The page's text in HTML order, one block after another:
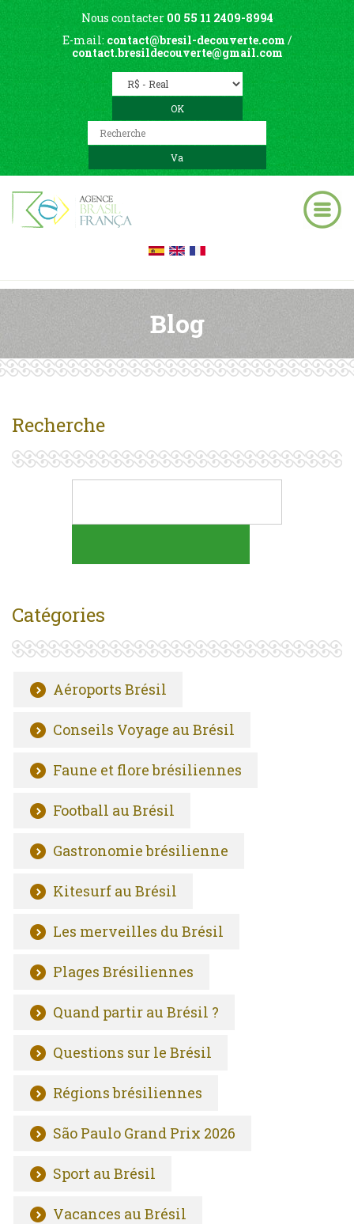
Nous contacter 00 55 11 2409-8994
E-mail: contact@bresil-decouverte.com /
contact.bresildecouverte@gmail.com
Blog
Recherche
Catégories
Aéroports Brésil
Conseils Voyage au Brésil
Faune et flore brésiliennes
Football au Brésil
Gastronomie brésilienne
Kitesurf au Brésil
Les merveilles du Brésil
Plages Brésiliennes
Quand partir au Brésil ?
Questions sur le Brésil
Régions brésiliennes
São Paulo Grand Prix 2026
Sport au Brésil
Vacances au Brésil